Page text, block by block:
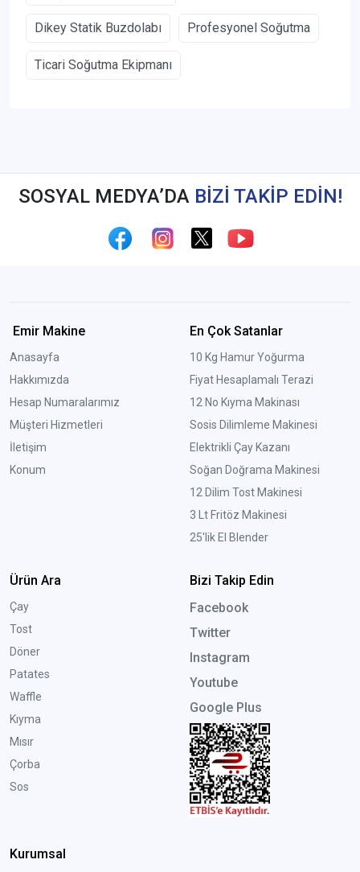
Dikey Statik Buzdolabı Profesyonel Soğutma
Ticari Soğutma Ekipmanı
SOSYAL MEDYA’DA BİZİ TAKİP EDİN!
Emir Makine
Anasayfa
Hakkımızda
Hesap Numaralarımız
Müşteri Hizmetleri
İletişim
Konum
En Çok Satanlar
10 Kg Hamur Yoğurma
Fiyat Hesaplamalı Terazi
12 No Kıyma Makinası
Sosis Dilimleme Makinesi
Elektrikli Çay Kazanı
Soğan Doğrama Makinesi
12 Dilim Tost Makinesi
3 Lt Fritöz Makinesi
25'lik El Blender
Ürün Ara
Çay
Tost
Döner
Patates
Waffle
Kıyma
Mısır
Çorba
Sos
Bizi Takip Edin
Facebook
Twitter
Instagram
Youtube
Google Plus
Kurumsal